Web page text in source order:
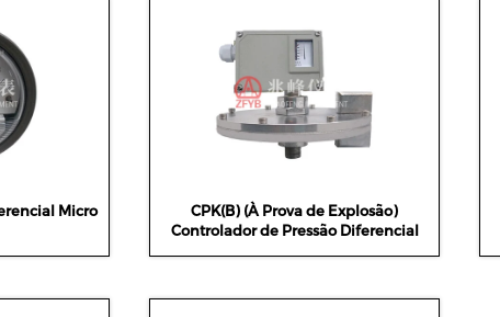
Micro
CPK(B) (À Prova de Explosão)
Controlador de Pressão Diferencial